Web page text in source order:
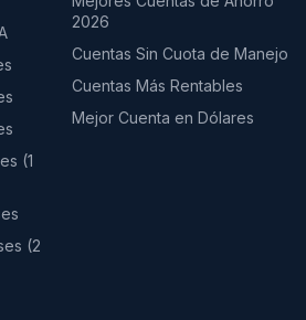
(1
(2
2026
Cuentas Sin Cuota de Manejo
Cuentas Más Rentables
Mejor Cuenta en Dólares